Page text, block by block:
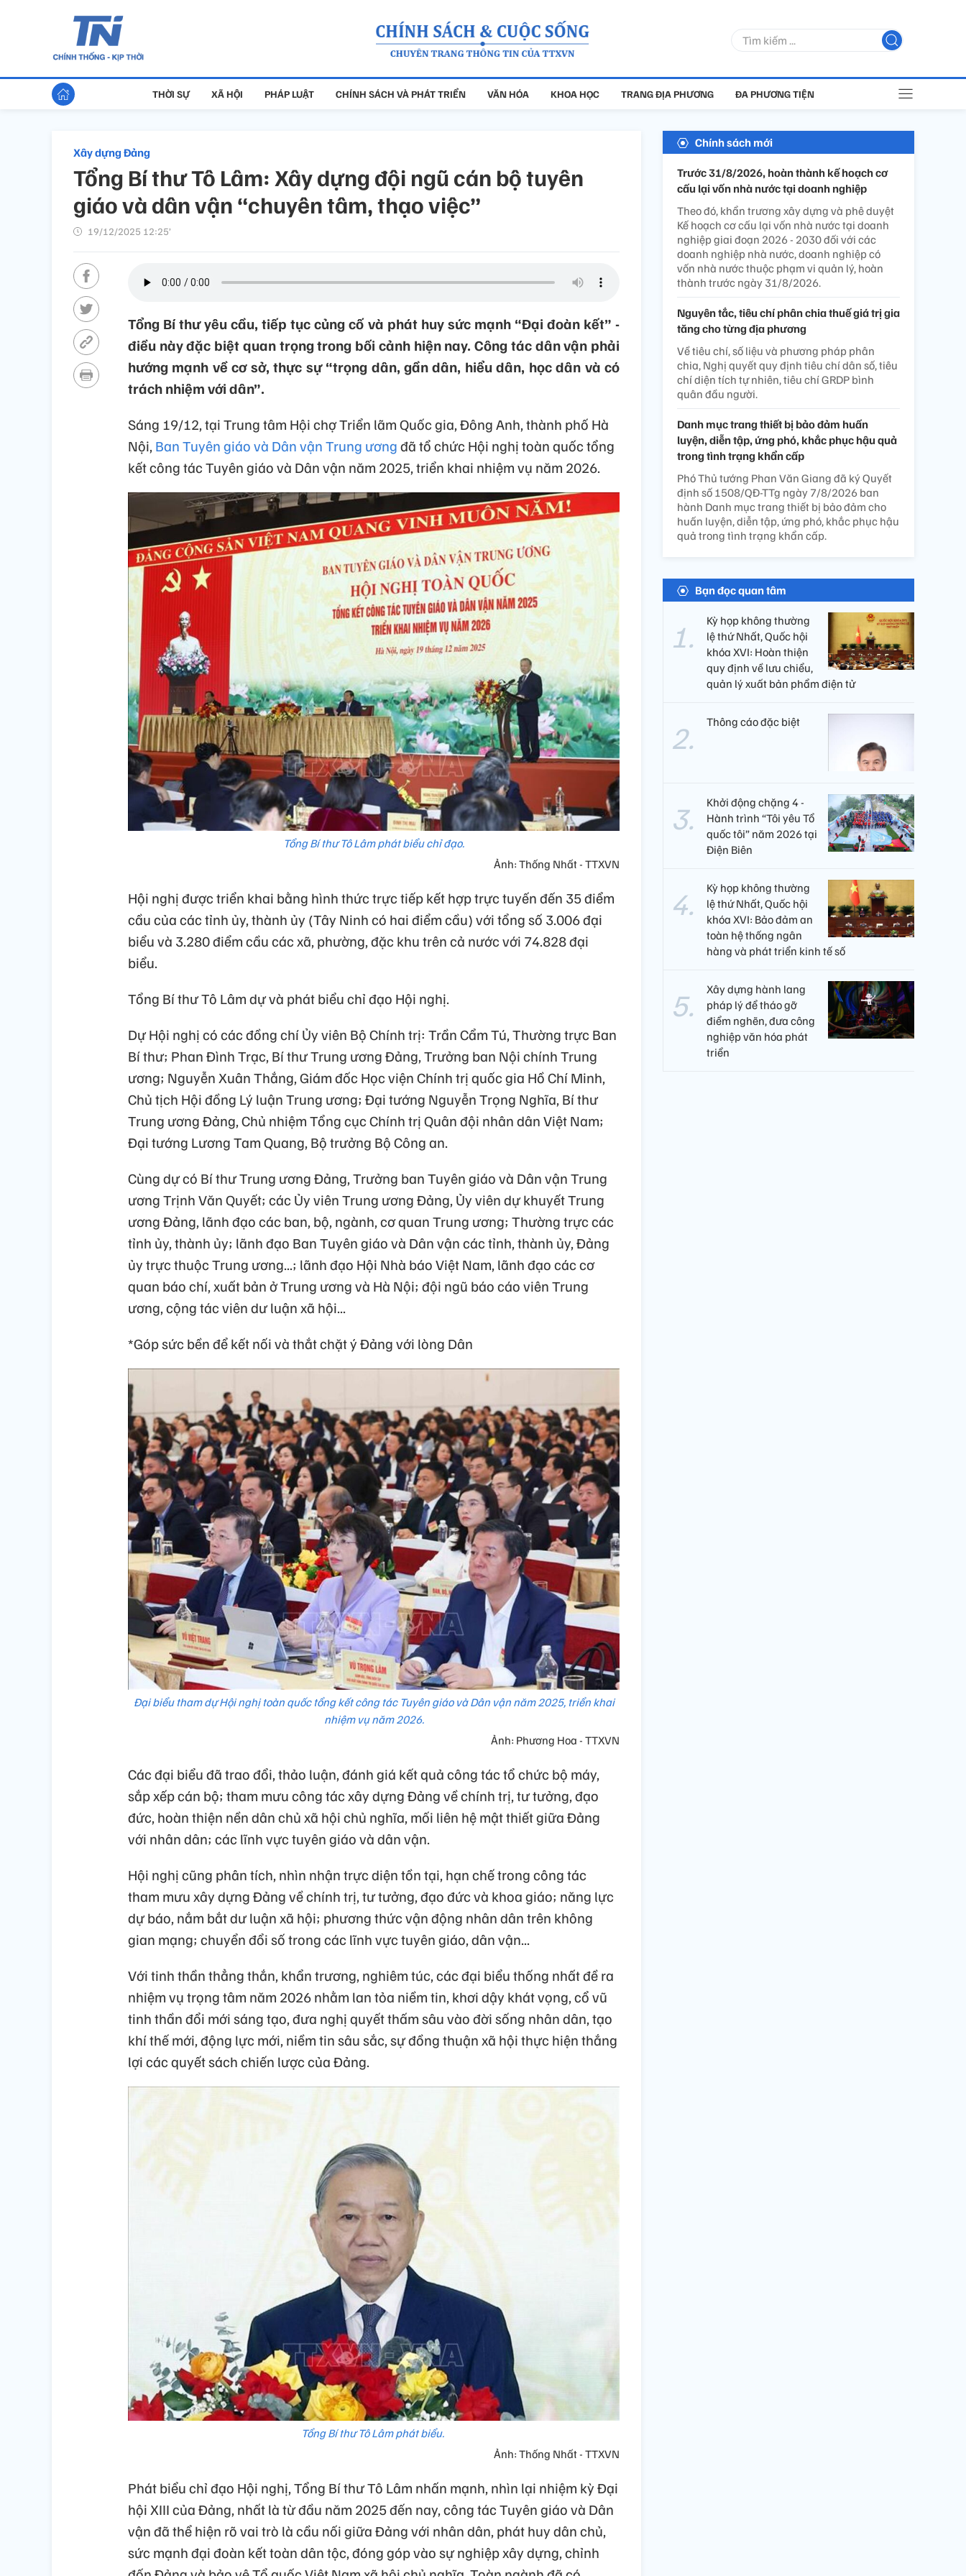
THỜI SỰ XÃ HỘI PHÁP LUẬT CHÍNH SÁCH VÀ PHÁT TRIỂN VĂN HÓA KHOA HỌC TRANG ĐỊA PHƯƠNG ĐA PHƯƠNG TIỆN
Xây dựng Đảng
Tổng Bí thư Tô Lâm: Xây dựng đội ngũ cán bộ tuyên
giáo và dân vận “chuyên tâm, thạo việc”
19/12/2025 12:25’
Tổng Bí thư yêu cầu, tiếp tục củng cố và phát huy sức mạnh “Đại đoàn kết” -
điều này đặc biệt quan trọng trong bối cảnh hiện nay. Công tác dân vận phải
hướng mạnh về cơ sở, thực sự “trọng dân, gần dân, hiểu dân, học dân và có
trách nhiệm với dân”.
Sáng 19/12, tại Trung tâm Hội chợ Triển lãm Quốc gia, Đông Anh, thành phố Hà
Nội, Ban Tuyên giáo và Dân vận Trung ươngđã tổ chức Hội nghị toàn quốc tổng
kết công tác Tuyên giáo và Dân vận năm 2025, triển khai nhiệm vụ năm 2026.
Tổng Bí thư Tô Lâm phát biểu chỉ đạo.
Ảnh: Thống Nhất - TTXVN
Hội nghị được triển khai bằng hình thức trực tiếp kết hợp trực tuyến đến 35 điểm
cầu của các tỉnh ủy, thành ủy (Tây Ninh có hai điểm cầu) với tổng số 3.006 đại
biểu và 3.280 điểm cầu các xã, phường, đặc khu trên cả nước với 74.828 đại
biểu.
Tổng Bí thư Tô Lâm dự và phát biểu chỉ đạo Hội nghị.
Dự Hội nghị có các đồng chí Ủy viên Bộ Chính trị: Trần Cẩm Tú, Thường trực Ban
Bí thư; Phan Đình Trạc, Bí thư Trung ương Đảng, Trưởng ban Nội chính Trung
ương; Nguyễn Xuân Thắng, Giám đốc Học viện Chính trị quốc gia Hồ Chí Minh,
Chủ tịch Hội đồng Lý luận Trung ương; Đại tướng Nguyễn Trọng Nghĩa, Bí thư
Trung ương Đảng, Chủ nhiệm Tổng cục Chính trị Quân đội nhân dân Việt Nam;
Đại tướng Lương Tam Quang, Bộ trưởng Bộ Công an.
Cùng dự có Bí thư Trung ương Đảng, Trưởng ban Tuyên giáo và Dân vận Trung
ương Trịnh Văn Quyết; các Ủy viên Trung ương Đảng, Ủy viên dự khuyết Trung
ương Đảng, lãnh đạo các ban, bộ, ngành, cơ quan Trung ương; Thường trực các
tỉnh ủy, thành ủy; lãnh đạo Ban Tuyên giáo và Dân vận các tỉnh, thành ủy, Đảng
ủy trực thuộc Trung ương...; lãnh đạo Hội Nhà báo Việt Nam, lãnh đạo các cơ
quan báo chí, xuất bản ở Trung ương và Hà Nội; đội ngũ báo cáo viên Trung
ương, cộng tác viên dư luận xã hội...
*Góp sức bền để kết nối và thắt chặt ý Đảng với lòng Dân
Đại biểu tham dự Hội nghị toàn quốc tổng kết công tác Tuyên giáo và Dân vận năm 2025, triển khai
nhiệm vụ năm 2026.
Ảnh: Phương Hoa - TTXVN
Các đại biểu đã trao đổi, thảo luận, đánh giá kết quả công tác tổ chức bộ máy,
sắp xếp cán bộ; tham mưu công tác xây dựng Đảng về chính trị, tư tưởng, đạo
đức, hoàn thiện nền dân chủ xã hội chủ nghĩa, mối liên hệ mật thiết giữa Đảng
với nhân dân; các lĩnh vực tuyên giáo và dân vận.
Hội nghị cũng phân tích, nhìn nhận trực diện tồn tại, hạn chế trong công tác
tham mưu xây dựng Đảng về chính trị, tư tưởng, đạo đức và khoa giáo; năng lực
dự báo, nắm bắt dư luận xã hội; phương thức vận động nhân dân trên không
gian mạng; chuyển đổi số trong các lĩnh vực tuyên giáo, dân vận...
Với tinh thần thẳng thắn, khẩn trương, nghiêm túc, các đại biểu thống nhất đề ra
nhiệm vụ trọng tâm năm 2026 nhằm lan tỏa niềm tin, khơi dậy khát vọng, cổ vũ
tinh thần đổi mới sáng tạo, đưa nghị quyết thấm sâu vào đời sống nhân dân, tạo
khí thế mới, động lực mới, niềm tin sâu sắc, sự đồng thuận xã hội thực hiện thắng
lợi các quyết sách chiến lược của Đảng.
Tổng Bí thư Tô Lâm phát biểu.
Ảnh: Thống Nhất - TTXVN
Phát biểu chỉ đạo Hội nghị, Tổng Bí thư Tô Lâm nhấn mạnh, nhìn lại nhiệm kỳ Đại
hội XIII của Đảng, nhất là từ đầu năm 2025 đến nay, công tác Tuyên giáo và Dân
vận đã thể hiện rõ vai trò là cầu nối giữa Đảng với nhân dân, phát huy dân chủ,
sức mạnh đại đoàn kết toàn dân tộc, đóng góp vào sự nghiệp xây dựng, chỉnh
Chính sách mới
Trước 31/8/2026, hoàn thành kế hoạch cơ
cấu lại vốn nhà nước tại doanh nghiệp
Theo đó, khẩn trương xây dựng và phê duyệt
Kế hoạch cơ cấu lại vốn nhà nước tại doanh
nghiệp giai đoạn 2026 - 2030 đối với các
doanh nghiệp nhà nước, doanh nghiệp có
vốn nhà nước thuộc phạm vi quản lý, hoàn
thành trước ngày 31/8/2026.
Nguyên tắc, tiêu chí phân chia thuế giá trị gia
tăng cho từng địa phương
Về tiêu chí, số liệu và phương pháp phân
chia, Nghị quyết quy định tiêu chí dân số, tiêu
chí diện tích tự nhiên, tiêu chí GRDP bình
quân đầu người.
Danh mục trang thiết bị bảo đảm huấn
luyện, diễn tập, ứng phó, khắc phục hậu quả
trong tình trạng khẩn cấp
Phó Thủ tướng Phan Văn Giang đã ký Quyết
định số 1508/QĐ-TTg ngày 7/8/2026 ban
hành Danh mục trang thiết bị bảo đảm cho
huấn luyện, diễn tập, ứng phó, khắc phục hậu
quả trong tình trạng khẩn cấp.
Bạn đọc quan tâm
Kỳ họp không thường
lệ thứ Nhất, Quốc hội
khóa XVI: Hoàn thiện
quy định về lưu chiểu,
quản lý xuất bản phẩm điện tử
Thông cáo đặc biệt
Khởi động chặng 4 -
Hành trình “Tôi yêu Tổ
quốc tôi” năm 2026 tại
Điện Biên
Kỳ họp không thường
lệ thứ Nhất, Quốc hội
khóa XVI: Bảo đảm an
toàn hệ thống ngân
hàng và phát triển kinh tế số
Xây dựng hành lang
pháp lý để tháo gỡ
điểm nghẽn, đưa công
nghiệp văn hóa phát
triển